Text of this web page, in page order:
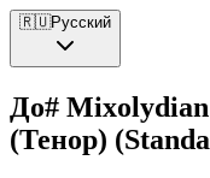
🇷🇺Русский
До#
(Тенор)